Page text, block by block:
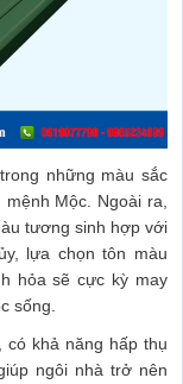
những màu sắc
Mộc. Ngoài ra,
tương sinh hợp với
lựa chọn tôn màu
hỏa sẽ cực kỳ may
sống.
có khả năng hấp thụ
ngôi nhà trở nên